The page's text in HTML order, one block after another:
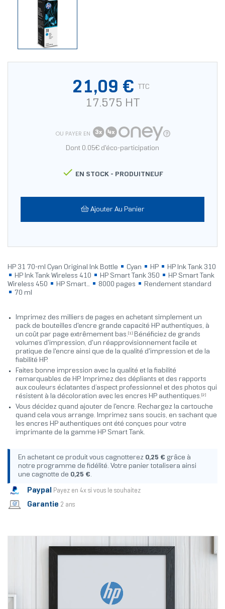
21,09 € TTC
17.575 HT
OU PAYER EN
Dont 0.05€ d'éco-participation
 EN STOCK - PRODUITNEUF
Ajouter Au Panier
HP 31 70-ml Cyan Original Ink Bottle Cyan HP
HP Ink Tank 310
HP Ink Tank Wireless 410
HP Smart Tank 350
HP Smart Tank
Wireless 450
HP Smart... 8000 pages
Rendement standard
70 ml
Imprimez des milliers de pages en achetant simplement un
pack de bouteilles d'encre grande capacité HP authentiques, à
un coût par page extrêmement bas. [1]
Bénéficiez de grands
volumes d'impression, d'un réapprovisionnement facile et
pratique de l'encre ainsi que de la qualité d'impression et de la
fiabilité HP.
Faites bonne impression avec la qualité et la fiabilité
remarquables de HP. Imprimez des dépliants et des rapports
aux couleurs éclatantes d’aspect professionnel et des photos qui
résistent à la décoloration avec les encres HP authentiques. [2]
Vous décidez quand ajouter de l'encre. Rechargez la cartouche
quand cela vous arrange. Imprimez sans soucis, en sachant que
les encres HP authentiques ont été conçues pour votre
imprimante de la gamme HP Smart Tank.
En achetant ce produit vous cagnotterez 0,25 € grâce à
notre programme de fidélité. Votre panier totalisera ainsi
une cagnotte de 0,25 €.
Paypal Payez en 4x si vous le souhaitez
Garantie 2 ans